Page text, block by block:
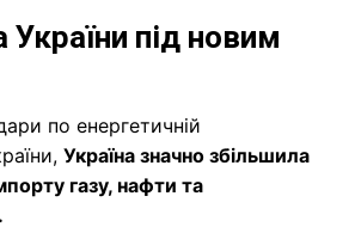
України під новим
по енергетичній
Україна значно збільшила
газу, нафти та